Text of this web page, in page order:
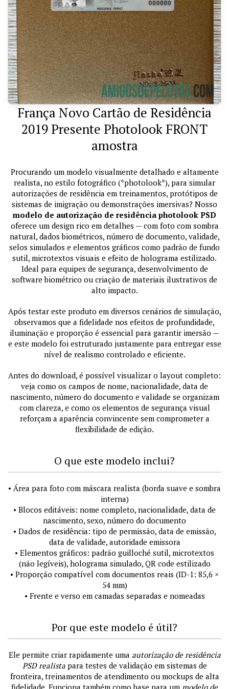
França Novo Cartão de Residência
2019 Presente Photolook FRONT
amostra
Procurando um modelo visualmente detalhado e altamente
realista, no estilo fotográfico (*photolook*), para simular
autorizações de residência em treinamentos, protótipos de
sistemas de imigração ou demonstrações imersivas? Nosso
modelo de autorização de residência photolook PSD
oferece um design rico em detalhes — com foto com sombra
natural, dados biométricos, número de documento, validade,
selos simulados e elementos gráficos como padrão de fundo
sutil, microtextos visuais e efeito de holograma estilizado.
Ideal para equipes de segurança, desenvolvimento de
software biométrico ou criação de materiais ilustrativos de
alto impacto.
Após testar este produto em diversos cenários de simulação,
observamos que a fidelidade nos efeitos de profundidade,
iluminação e proporção é essencial para garantir imersão —
e este modelo foi estruturado justamente para entregar esse
nível de realismo controlado e eficiente.
Antes do download, é possível visualizar o layout completo:
veja como os campos de nome, nacionalidade, data de
nascimento, número do documento e validade se organizam
com clareza, e como os elementos de segurança visual
reforçam a aparência convincente sem comprometer a
flexibilidade de edição.
O que este modelo inclui?
• Área para foto com máscara realista (borda suave e sombra
interna)
• Blocos editáveis: nome completo, nacionalidade, data de
nascimento, sexo, número do documento
• Dados de residência: tipo de permissão, data de emissão,
data de validade, autoridade emissora
• Elementos gráficos: padrão guilloché sutil, microtextos
(não legíveis), holograma simulado, QR code estilizado
• Proporção compatível com documentos reais (ID-1: 85,6 ×
54 mm)
• Frente e verso em camadas separadas e nomeadas
Por que este modelo é útil?
Ele permite criar rapidamente uma autorização de residência
PSD realistapara testes de validação em sistemas de
fronteira, treinamentos de atendimento ou mockups de alta
fidelidade. Funciona também como base para um modelo de